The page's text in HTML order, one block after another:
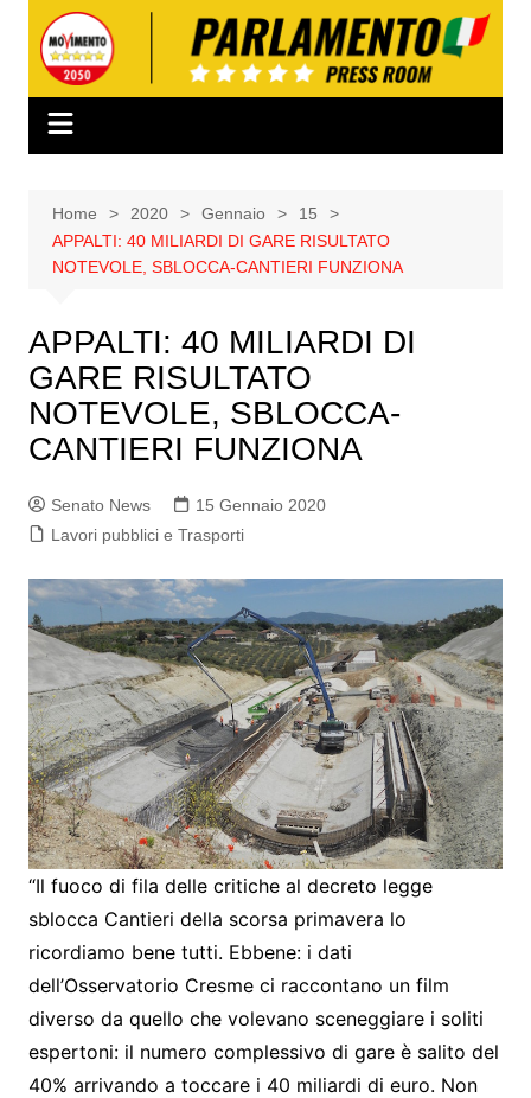
contenuto
Home 2020 Gennaio
15
APPALTI: 40 MILIARDI DI GARE RISULTATO
NOTEVOLE, SBLOCCA-CANTIERI FUNZIONA
APPALTI: 40 MILIARDI DI
GARE RISULTATO
NOTEVOLE, SBLOCCA-
CANTIERI FUNZIONA
Senato News
15 Gennaio 2020
Lavori pubblici e Trasporti
“Il fuoco di fila delle critiche al decreto legge
sblocca Cantieri della scorsa primavera lo
ricordiamo bene tutti. Ebbene: i dati
dell’Osservatorio Cresme ci raccontano un film
diverso da quello che volevano sceneggiare i soliti
espertoni: il numero complessivo di gare è salito del
40% arrivando a toccare i 40 miliardi di euro. Non